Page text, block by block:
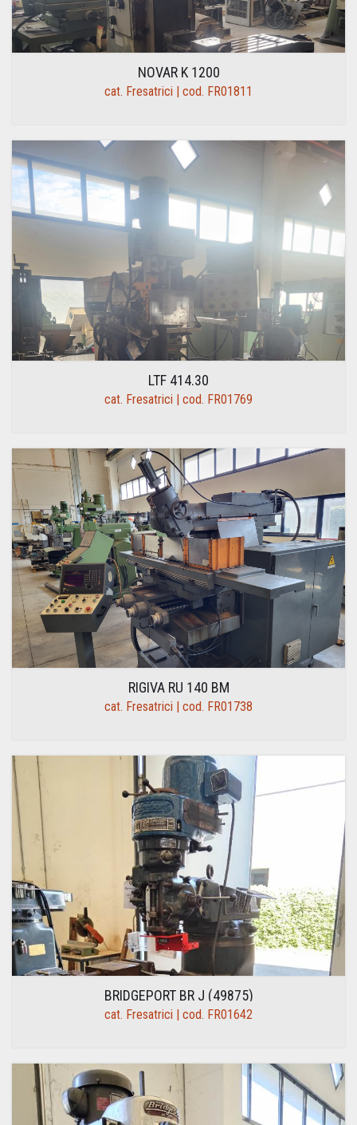
NOVAR K 1200
cat. Fresatrici | cod. FR01811
LTF 414.30
cat. Fresatrici | cod. FR01769
RIGIVA RU 140 BM
cat. Fresatrici | cod. FR01738
BRIDGEPORT BR J (49875)
cat. Fresatrici | cod. FR01642